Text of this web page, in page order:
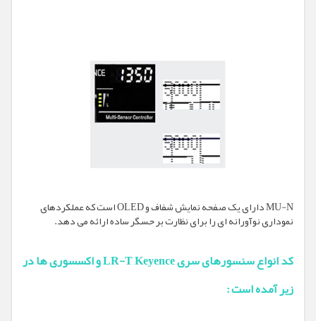
MU-N دارای یک صفحه نمایش شفاف و OLED است که عملکردهای
نموداری نوآورانه ای را برای نظارت بر حسگر ساده ارائه می دهد.
کد انواع سنسورهای سری LR-T Keyence و اکسسوری ها در
زیر آمده است :